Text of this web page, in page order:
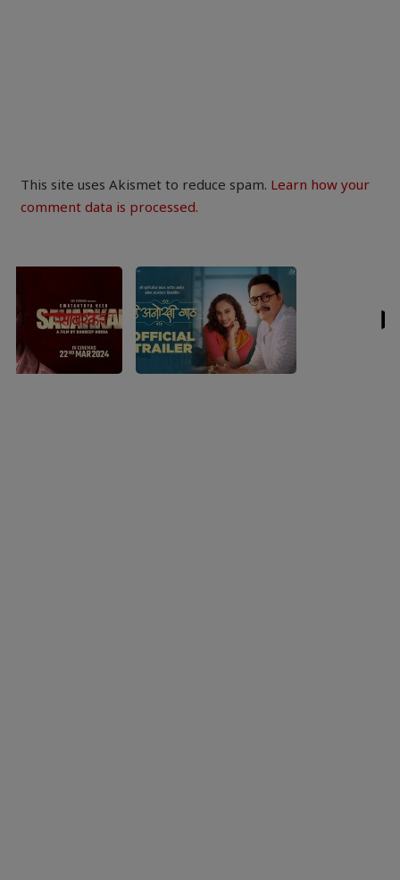
This site uses Akismet to reduce spam. Learn how your
comment data is processed.